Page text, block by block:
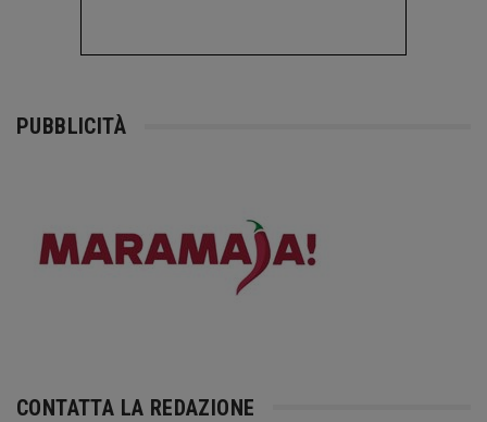
PUBBLICITÀ
CONTATTA LA REDAZIONE